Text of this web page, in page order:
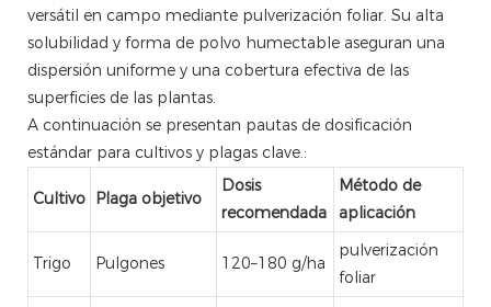
versátil en campo mediante pulverización foliar. Su alta
solubilidad y forma de polvo humectable aseguran una
dispersión uniforme y una cobertura efectiva de las
superficies de las plantas.
A continuación se presentan pautas de dosificación
estándar para cultivos y plagas clave.:
Cultivo Plaga objetivo
Dosis
recomendada
Método de
aplicación
Trigo Pulgones 120–180 g/ha
pulverización
foliar